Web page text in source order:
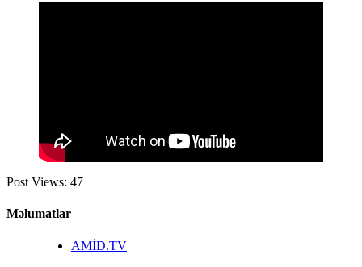
Post Views: 47
Məlumatlar
AMİD.TV